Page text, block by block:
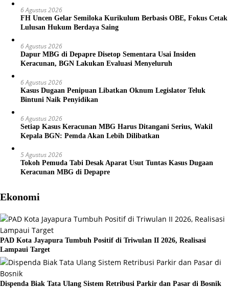
6 Agustus 2026
FH Uncen Gelar Semiloka Kurikulum Berbasis OBE, Fokus Cetak
Lulusan Hukum Berdaya Saing
6 Agustus 2026
Dapur MBG di Depapre Disetop Sementara Usai Insiden
Keracunan, BGN Lakukan Evaluasi Menyeluruh
6 Agustus 2026
Kasus Dugaan Penipuan Libatkan Oknum Legislator Teluk
Bintuni Naik Penyidikan
6 Agustus 2026
Setiap Kasus Keracunan MBG Harus Ditangani Serius, Wakil
Kepala BGN: Pemda Akan Lebih Dilibatkan
5 Agustus 2026
Tokoh Pemuda Tabi Desak Aparat Usut Tuntas Kasus Dugaan
Keracunan MBG di Depapre
Ekonomi
PAD Kota Jayapura Tumbuh Positif di Triwulan II 2026, Realisasi
Lampaui Target
Dispenda Biak Tata Ulang Sistem Retribusi Parkir dan Pasar di Bosnik